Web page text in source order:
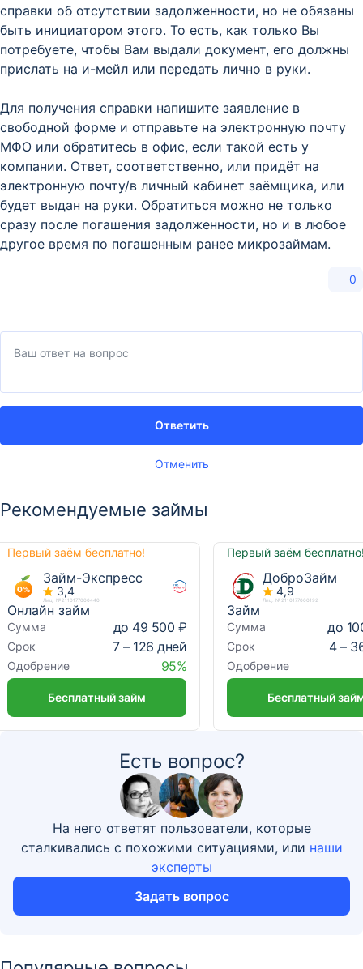
справки об отсутствии задолженности, но не обязаны
быть инициатором этого. То есть, как только Вы
потребуете, чтобы Вам выдали документ, его должны
прислать на и-мейл или передать лично в руки.
Для получения справки напишите заявление в
свободной форме и отправьте на электронную почту
МФО или обратитесь в офис, если такой есть у
компании. Ответ, соответственно, или придёт на
электронную почту/в личный кабинет заёмщика, или
будет выдан на руки. Обратиться можно не только
сразу после погашения задолженности, но и в любое
другое время по погашенным ранее микрозаймам.
0
Отменить
Ответить
Рекомендуемые займы
Первый заём бесплатно!
Займ-Экспресс
3,4
Лиц. №2110177000440
Онлайн займ
Сумма до 49 500 ₽
Срок 7 – 126 дней
Одобрение 95%
Бесплатный займ
Первый заём
ДоброЗайм
4,9
Лиц. №2110177000192
Займ
Сумма до
Срок 4 –
Одобрение
Бесплатный
Есть вопрос?
На него ответят пользователи, которые
сталкивались с похожими ситуациями, или наши
эксперты
Задать вопрос